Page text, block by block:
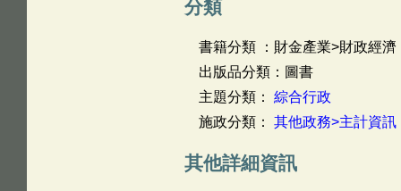
分類
書籍分類 ：財金產業>財政經濟
出版品分類：圖書
主題分類： 綜合行政
施政分類： 其他政務>主計資訊
其他詳細資訊